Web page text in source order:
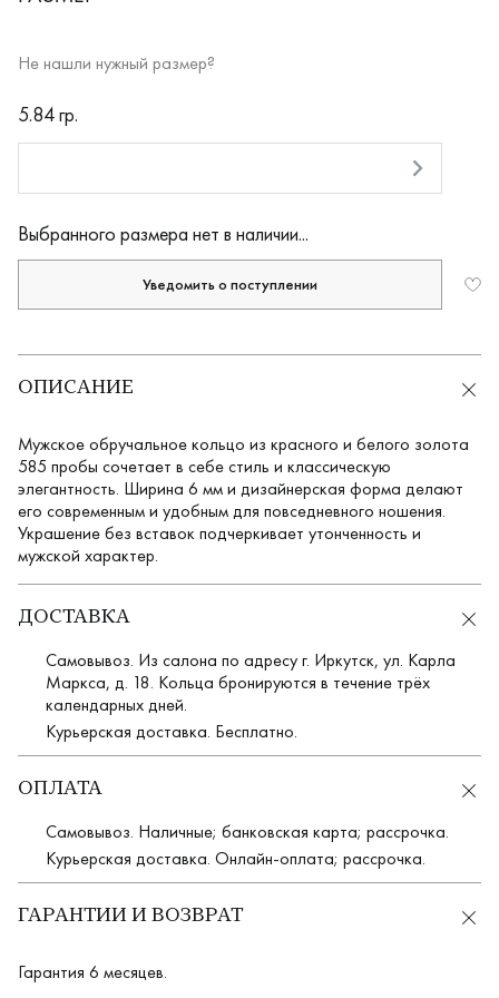
Не нашли нужный размер?
RUB
5.84 гр.
Выбранного размера нет в наличии...
Уведомить о поступлении
ОПИСАНИЕ
Мужское обручальное кольцо из красного и белого золота
585 пробы сочетает в себе стиль и классическую
элегантность. Ширина 6 мм и дизайнерская форма делают
его современным и удобным для повседневного ношения.
Украшение без вставок подчеркивает утонченность и
мужской характер.
ДОСТАВКА
Самовывоз. Из салона по адресу г. Иркутск, ул. Карла
Маркса, д. 18. Кольца бронируются в течение трёх
календарных дней.
Курьерская доставка. Бесплатно.
ОПЛАТА
Самовывоз. Наличные; банковская карта; рассрочка.
Курьерская доставка. Онлайн-оплата; рассрочка.
ГАРАНТИИ И ВОЗВРАТ
Гарантия 6 месяцев.